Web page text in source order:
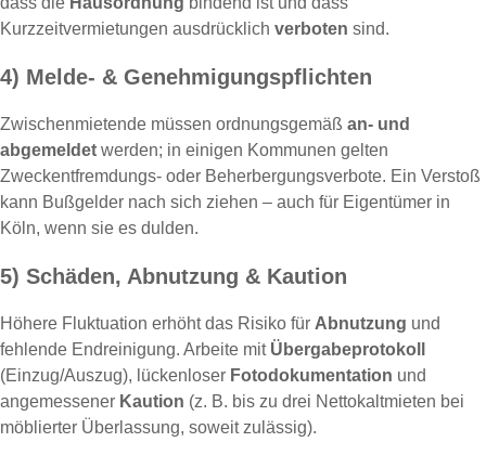
Kurzzeitvermietungen ausdrücklich verboten sind.
4) Melde- & Genehmigungspflichten
Zwischenmietende müssen ordnungsgemäß an- und
abgemeldet werden; in einigen Kommunen gelten
Zweckentfremdungs- oder Beherbergungsverbote. Ein Verstoß
kann Bußgelder nach sich ziehen – auch für Eigentümer in
Köln, wenn sie es dulden.
5) Schäden, Abnutzung & Kaution
Höhere Fluktuation erhöht das Risiko für Abnutzung und
fehlende Endreinigung. Arbeite mit Übergabeprotokoll
(Einzug/Auszug), lückenloser Fotodokumentation und
angemessener Kaution (z. B. bis zu drei Nettokaltmieten bei
möblierter Überlassung, soweit zulässig).